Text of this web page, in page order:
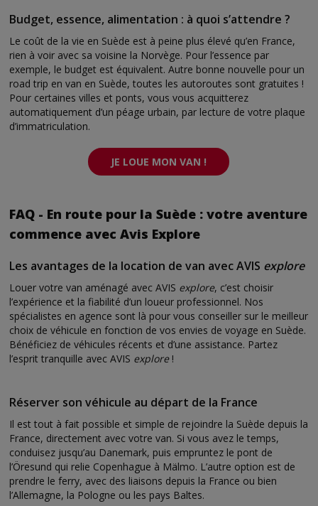
Budget, essence, alimentation : à quoi s’attendre ?
Le coût de la vie en Suède est à peine plus élevé qu’en France,
rien à voir avec sa voisine la Norvège. Pour l’essence par
exemple, le budget est équivalent. Autre bonne nouvelle pour un
road trip en van en Suède, toutes les autoroutes sont gratuites !
Pour certaines villes et ponts, vous vous acquitterez
automatiquement d’un péage urbain, par lecture de votre plaque
d’immatriculation.
JE LOUE MON VAN !
FAQ - En route pour la Suède : votre aventure
commence avec Avis Explore
Les avantages de la location de van avec AVIS explore
Louer votre van aménagé avec AVIS explore, c’est choisir
l’expérience et la fiabilité d’un loueur professionnel. Nos
spécialistes en agence sont là pour vous conseiller sur le meilleur
choix de véhicule en fonction de vos envies de voyage en Suède.
Bénéficiez de véhicules récents et d’une assistance. Partez
l’esprit tranquille avec AVIS explore !
Réserver son véhicule au départ de la France
Il est tout à fait possible et simple de rejoindre la Suède depuis la
France, directement avec votre van. Si vous avez le temps,
conduisez jusqu’au Danemark, puis empruntez le pont de
l’Öresund qui relie Copenhague à Mälmo. L’autre option est de
prendre le ferry, avec des liaisons depuis la France ou bien
l’Allemagne, la Pologne ou les pays Baltes.